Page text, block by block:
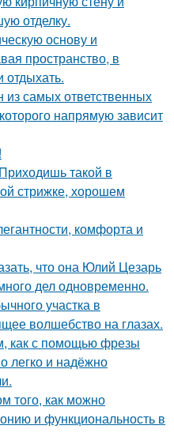
отделку.
основу и
пространство, в
отдыхать.
из самых ответственных
напрямую зависит
такой в
стрижке, хорошем
комфорта и
что она Юлий Цезарь
дел одновременно.
участка в
волшебство на глазах.
как с помощью фрезы
легко и надёжно
того, как можно
и функциональность в